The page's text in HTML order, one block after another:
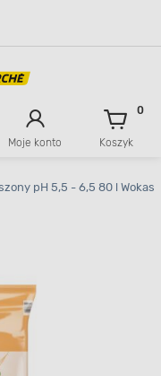
Moje konto Koszyk
0
pH 5,5 - 6,5 80 l Wokas